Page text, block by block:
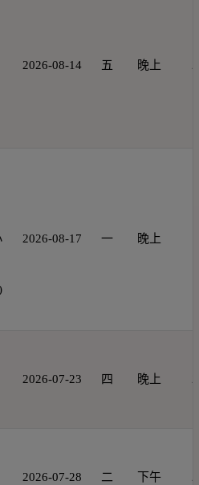
2026-08-14 五 晚上
2026-08-17 一 晚上
2026-07-23 四 晚上
2026-07-28 二 下午